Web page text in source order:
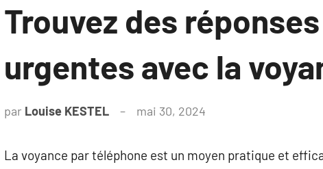
Trouvez des
urgentes avec la
par Louise KESTEL mai 30, 2024
La voyance par téléphone est un moyen pratique et